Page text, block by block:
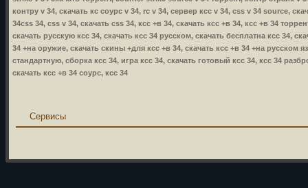
контру v 34, скачать кс соурс v 34, rc v 34, сервер ксс v 34, css v 34 source,
34css 34, css v 34, скачать css 34, ксс +в 34, скачать ксс +в 34, ксс +в 34
скачать русскую ксс 34, скачать ксс 34 русском, скачать бесплатна ксс 34,
34 +на оружие, скачать скины +для ксс +в 34, скачать ксс +в 34 +на русском
стандартную, сборка ксс 34, игра ксс 34, скачать готовый ксс 34, ксс 34
скачать ксс +в 34 соурс, ксс 34
Сервисы